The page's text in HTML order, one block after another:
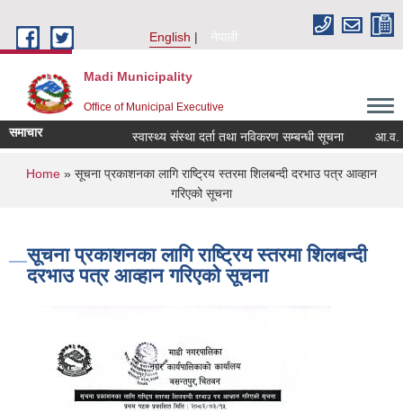
English
नेपाली
Madi Municipality
Office of Municipal Executive
समाचार स्वास्थ्य संस्था दर्ता तथा नविकरण सम्बन्धी सूचना आ.व.
You are here
Home » सूचना प्रकाशनका लागि राष्ट्रिय स्तरमा शिलबन्दी दरभाउ पत्र आव्हान
गरिएको सूचना
सूचना प्रकाशनका लागि राष्ट्रिय स्तरमा शिलबन्दी
दरभाउ पत्र आव्हान गरिएको सूचना